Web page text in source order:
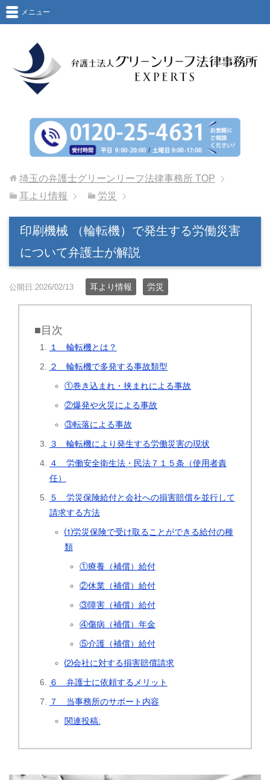
メニュー
埼玉の弁護士グリーンリーフ法律事務所 TOP
耳より情報
労災
印刷機械 （輪転機）で発生する労働災害
について弁護士が解説
公開日:2026/02/13 耳より情報 労災
■目次
１ 輪転機とは？
２ 輪転機で多発する事故類型
①巻き込まれ・挟まれによる事故
②爆発や火災による事故
③転落による事故
３ 輪転機により発生する労働災害の現状
４ 労働安全衛生法・民法７１５条（使用者責
任）
５ 労災保険給付と会社への損害賠償を並行して
請求する方法
⑴労災保険で受け取ることができる給付の種
類
①療養（補償）給付
②休業（補償）給付
③障害（補償）給付
④傷病（補償）年金
⑤介護（補償）給付
⑵会社に対する損害賠償請求
６ 弁護士に依頼するメリット
７ 当事務所のサポート内容
関連投稿: